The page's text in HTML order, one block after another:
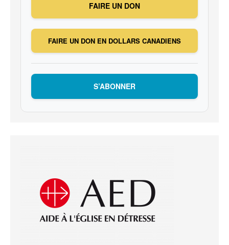
FAIRE UN DON
FAIRE UN DON EN DOLLARS CANADIENS
S’ABONNER